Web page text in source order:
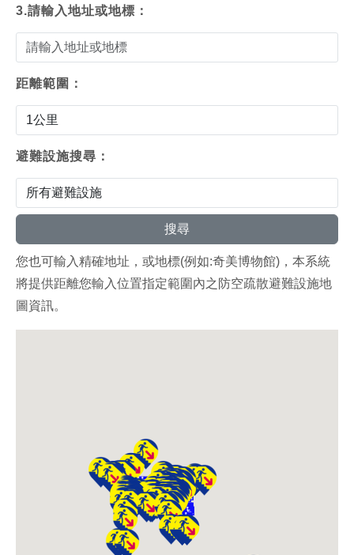
3.請輸入地址或地標：
距離範圍：
避難設施搜尋：
您也可輸入精確地址，或地標(例如:奇美博物館)，本系統
將提供距離您輸入位置指定範圍內之防空疏散避難設施地
圖資訊。